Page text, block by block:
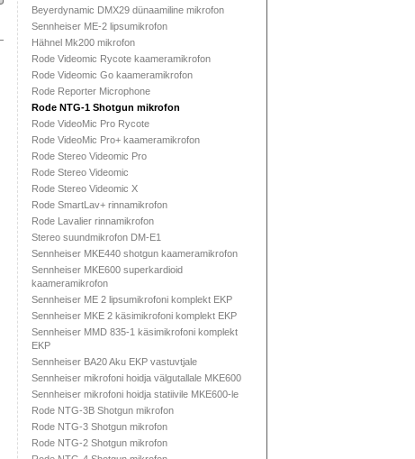
Beyerdynamic DMX29 dünaamiline mikrofon
Sennheiser ME-2 lipsumikrofon
Hähnel Mk200 mikrofon
Rode Videomic Rycote kaameramikrofon
Rode Videomic Go kaameramikrofon
Rode Reporter Microphone
Rode NTG-1 Shotgun mikrofon
Rode VideoMic Pro Rycote
Rode VideoMic Pro+ kaameramikrofon
Rode Stereo Videomic Pro
Rode Stereo Videomic
Rode Stereo Videomic X
Rode SmartLav+ rinnamikrofon
Rode Lavalier rinnamikrofon
Stereo suundmikrofon DM-E1
Sennheiser MKE440 shotgun kaameramikrofon
Sennheiser MKE600 superkardioid
kaameramikrofon
Sennheiser ME 2 lipsumikrofoni komplekt EKP
Sennheiser MKE 2 käsimikrofoni komplekt EKP
Sennheiser MMD 835-1 käsimikrofoni komplekt
EKP
Sennheiser BA20 Aku EKP vastuvtjale
Sennheiser mikrofoni hoidja välgutallale MKE600
Sennheiser mikrofoni hoidja statiivile MKE600-le
Rode NTG-3B Shotgun mikrofon
Rode NTG-3 Shotgun mikrofon
Rode NTG-2 Shotgun mikrofon